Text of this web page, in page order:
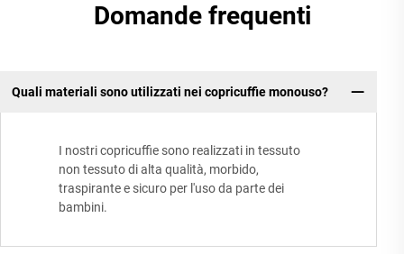
Domande frequenti
Quali materiali sono utilizzati nei copricuffie monouso?
I nostri copricuffie sono realizzati in tessuto
non tessuto di alta qualità, morbido,
traspirante e sicuro per l'uso da parte dei
bambini.